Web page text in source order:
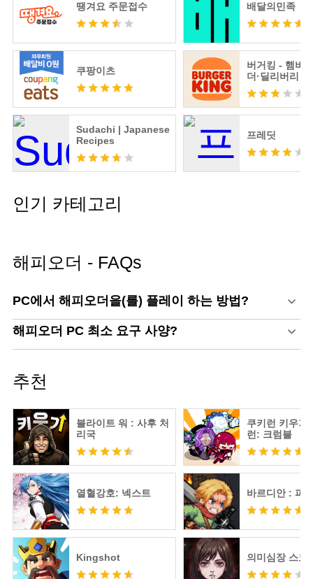
땡겨요 주문접수 배달의민족
쿠팡이츠
버거킹 - 햄버
더·딜리버리
Sudachi | Japanese
Recipes
프레딧
인기 카테고리
해피오더 - FAQs
PC에서 해피오더을(를) 플레이 하는 방법?
해피오더 PC 최소 요구 사양?
추천
블라이트 워 : 사후 처
리국
쿠키런 키우기
런: 크럼블
열혈강호: 넥스트 바르디안 : 피
Kingshot 의미심장 스토